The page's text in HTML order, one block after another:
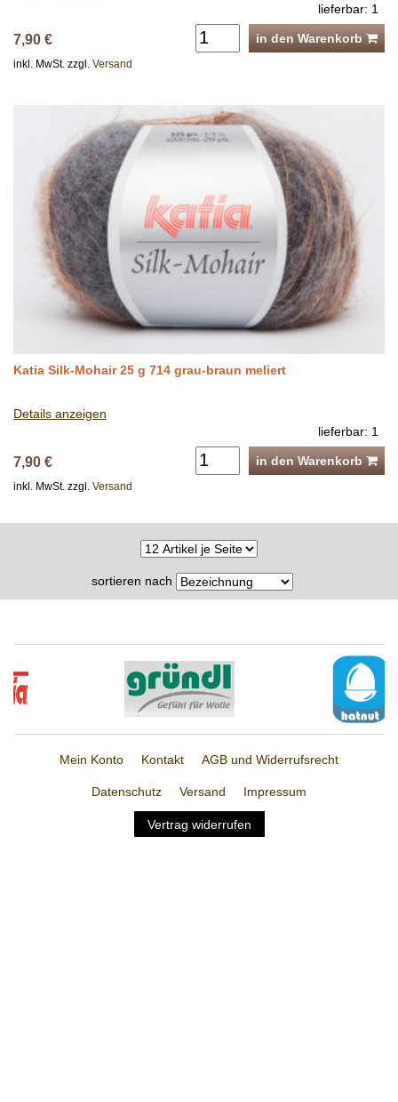
lieferbar: 1
7,90 € in den Warenkorb
inkl. MwSt. zzgl. Versand
Katia Silk-Mohair 25 g 714 grau-braun meliert
Details anzeigen
lieferbar: 1
7,90 € in den Warenkorb
inkl. MwSt. zzgl. Versand
sortieren nach
Mein Konto Kontakt AGB und Widerrufsrecht
Datenschutz Versand Impressum
Vertrag widerrufen